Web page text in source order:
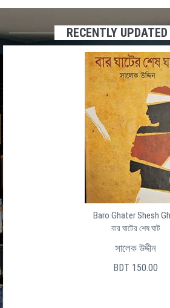
RECENTLY
Baro Ghater Shesh
বার ঘাটের শেষ ঘাট
সালেক উদ্দীন
BDT 150.00